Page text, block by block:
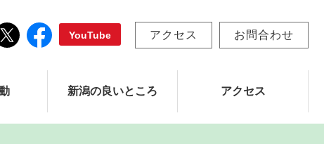
YouTube アクセス お問合わせ
新潟の良いところ アクセス